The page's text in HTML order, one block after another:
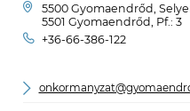
5500 Gyomaendrőd,
5501 Gyomaendrőd, Pf.: 3
+36-66-386-122